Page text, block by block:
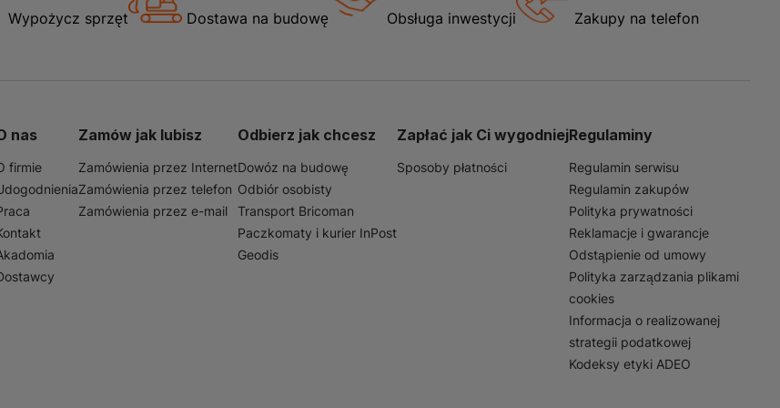
NEO są idealne do zastosowania w wielu branżach, takich jak
Dzięki swojej wytrzymałości i funkcjonalności, sprawdzą się zarówno w
Wypożycz sprzęt Dostawa na budowę Obsługa inwestycji Zakupy na telefon
nas
firmie
Zamów jak lubisz
Zamówienia przez Internet
Zamówienia przez telefon
Zamówienia przez e-mail
Odbierz jak chcesz
Dowóz na budowę
Odbiór osobisty
Transport Bricoman
Paczkomaty i kurier InPost
Geodis
Zapłać jak Ci wygodniej
Sposoby płatności
Regulaminy
Regulamin serwisu
Regulamin zakupów
Polityka prywatności
Reklamacje i gwarancje
Odstąpienie od umowy
Polityka zarządzania plikami
cookies
Informacja o realizowanej
strategii podatkowej
Kodeksy etyki ADEO